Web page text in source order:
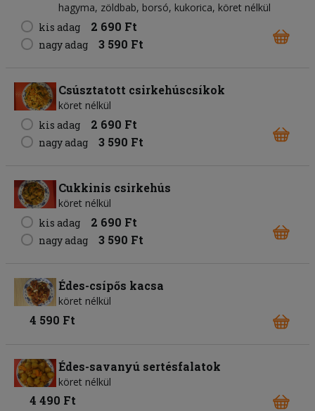
hagyma, zöldbab, borsó, kukorica, köret nélkül
kis adag
2 690 Ft
nagy adag 3 590 Ft
Csúsztatott csirkehúscsíkok
köret nélkül
kis adag
2 690 Ft
nagy adag 3 590 Ft
Cukkinis csirkehús
köret nélkül
kis adag
2 690 Ft
nagy adag 3 590 Ft
Édes-csípős kacsa
köret nélkül
4 590 Ft
Édes-savanyú sertésfalatok
köret nélkül
4 490 Ft